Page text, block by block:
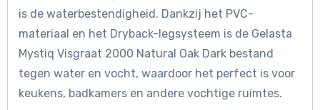
is de waterbestendigheid. Dankzij het PVC-
materiaal en het Dryback-legsysteem is de Gelasta
Mystiq Visgraat 2000 Natural Oak Dark bestand
tegen water en vocht, waardoor het perfect is voor
keukens, badkamers en andere vochtige ruimtes.